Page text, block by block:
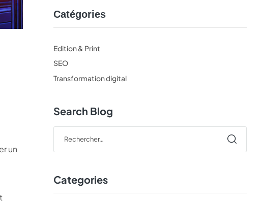
un
Catégories
Edition & Print
SEO
Transformation digital
Search Blog
Categories